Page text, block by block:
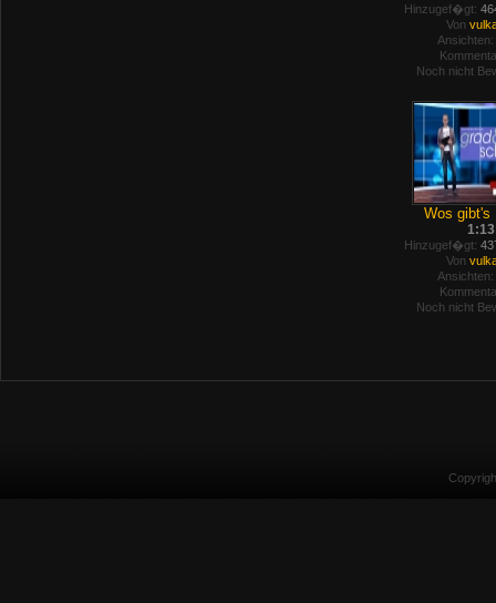
Hinzugef�gt:
Von
Ansichten:
Noch nicht
Wos gibt's
1:13
Hinzugef�gt:
Von
Ansichten:
Noch nicht